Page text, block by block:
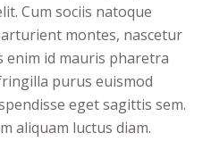
Cum sociis natoque
montes, nascetur
enim id mauris pharetra
purus euismod
eget sagittis sem.
aliquam luctus diam.